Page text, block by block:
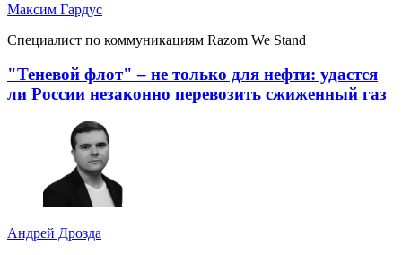
Максим Гардус
Специалист по коммуникациям Razom We Stand
"Теневой флот" – не только для нефти: удастся
ли России незаконно перевозить сжиженный газ
Андрей Дрозда